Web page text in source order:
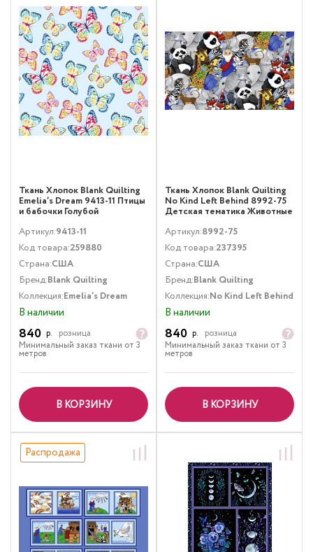
Ткань Хлопок Blank Quilting
Emelia’s Dream 9413-11 Птицы
и бабочки Голубой
Артикул:9413-11
Код товара:259880
Страна:США
Бренд:Blank Quilting
Коллекция:Emelia’s Dream
В наличии
840 р.
розница
Минимальный заказ ткани от 3
метров
В КОРЗИНУ
Ткань Хлопок Blank Quilting
No Kind Left Behind 8992-75
Детская тематика Животные
Артикул:8992-75
Код товара:237395
Страна:США
Бренд:Blank Quilting
Коллекция:No Kind Left Behind
В наличии
840 р.
розница
Минимальный заказ ткани от 3
метров
В КОРЗИНУ
Распродажа